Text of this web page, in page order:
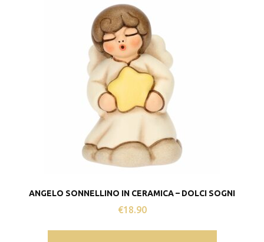
ANGELO SONNELLINO IN CERAMICA – DOLCI SOGNI
€18.90